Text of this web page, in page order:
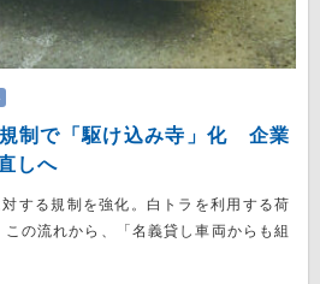
制で「駆け込み寺」化 企業
しへ
する規制を強化。白トラを利用する荷
の流れから、「名義貸し車両からも組